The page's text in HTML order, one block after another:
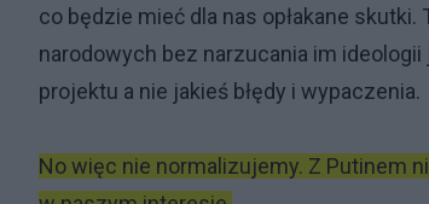
co będzie mieć dla nas opłakane
narodowych bez narzucania im
projektu a nie jakieś błędy i wypaczenia.
No więc nie normalizujemy. Z Putinem